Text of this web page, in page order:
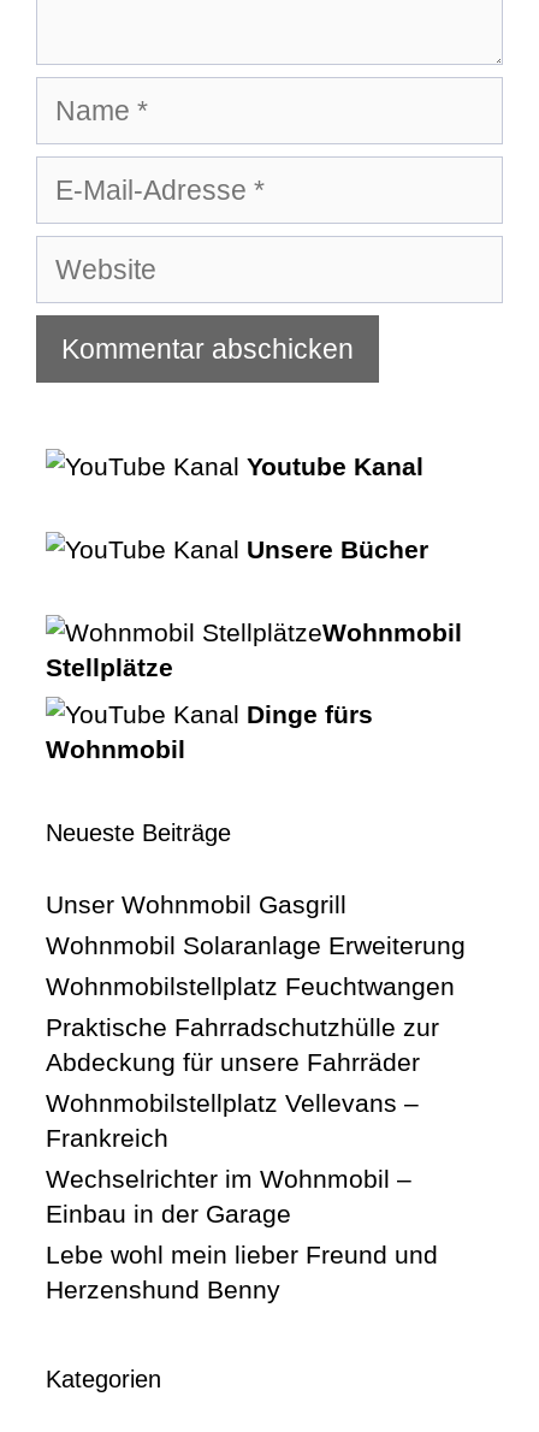
Name
E-
Adresse
Website
Youtube Kanal
Unsere Bücher
Wohnmobil
Stellplätze
Dinge fürs
Wohnmobil
Neueste Beiträge
Unser Wohnmobil Gasgrill
Wohnmobil Solaranlage Erweiterung
Wohnmobilstellplatz Feuchtwangen
Praktische Fahrradschutzhülle zur
Abdeckung für unsere Fahrräder
Wohnmobilstellplatz Vellevans –
Frankreich
Wechselrichter im Wohnmobil –
Einbau in der Garage
Lebe wohl mein lieber Freund und
Herzenshund Benny
Kategorien